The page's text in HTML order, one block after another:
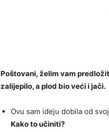
Poštovani, želim vam
zalijepilo, a plod bio veći i jači.
Ovu sam ideju dobila od
Kako to učiniti?